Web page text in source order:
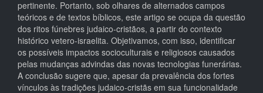
pertinente. Portanto, sob olhares de alternados campos
teóricos e de textos bíblicos, este artigo se ocupa da questão
dos ritos fúnebres judaico-cristãos, a partir do contexto
histórico vetero-israelita. Objetivamos, com isso, identificar
os possíveis impactos socioculturais e religiosos causados
pelas mudanças advindas das novas tecnologias funerárias.
A conclusão sugere que, apesar da prevalência dos fortes
vínculos às tradições judaico-cristãs em sua funcionalidade